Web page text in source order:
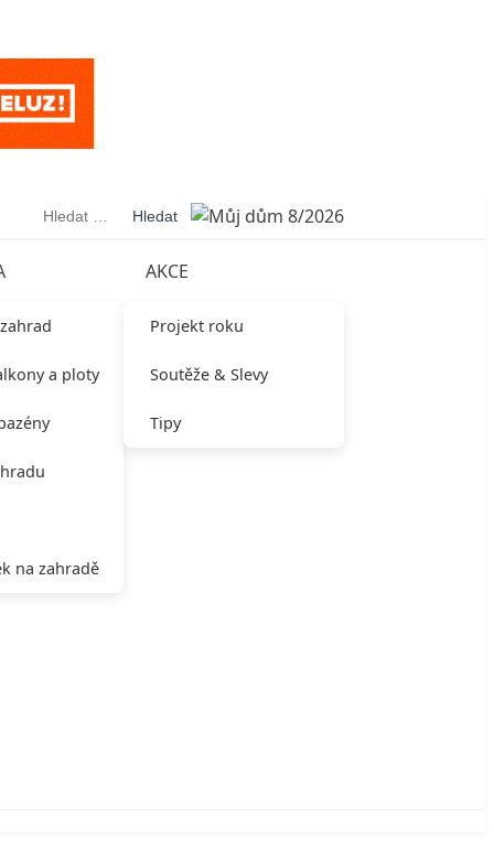
Vyhledávání
a ploty
na zahradě
AKCE
Projekt roku
Soutěže & Slevy
Tipy